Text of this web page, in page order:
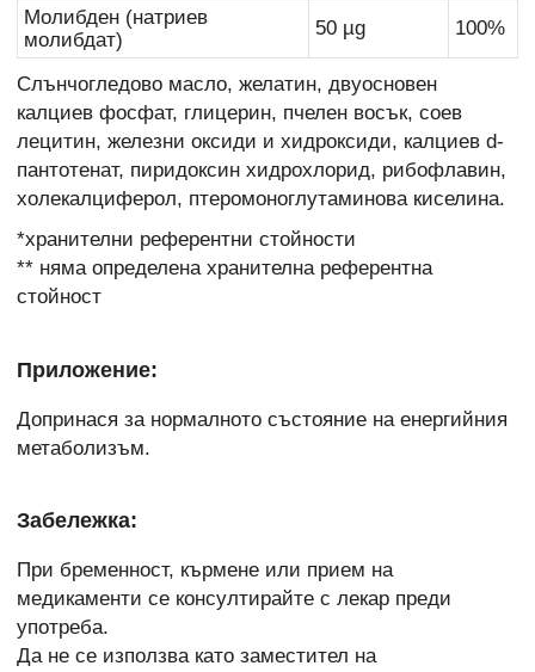
Молибден (натриев
молибдат)
50 µg 100%
Слънчогледово масло, желатин, двуосновен
калциев фосфат, глицерин, пчелен восък, соев
лецитин, железни оксиди и хидроксиди, калциев d-
пантотенат, пиридоксин хидрохлорид, рибофлавин,
холекалциферол, птеромоноглутаминова киселина.
*хранителни референтни стойности
** няма определена хранителна референтна
стойност
Приложение:
Допринася за нормалното състояние на енергийния
метаболизъм.
Забележка:
При бременност, кърмене или прием на
медикаменти се консултирайте с лекар преди
употреба.
Да не се използва като заместител на